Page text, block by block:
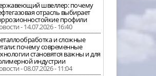
швеллер: почему
отрасль выбирает
профили
- 14.07.2026 - 16:40
и сложные
почему современные
становятся важны и для
индустрии
- 08.07.2026 - 11:04